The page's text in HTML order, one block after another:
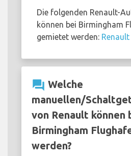
Die folgenden Renault-
können bei Birmingham
gemietet werden:
question_answer Welche
manuellen/
von Renault können
Birmingham
werden?